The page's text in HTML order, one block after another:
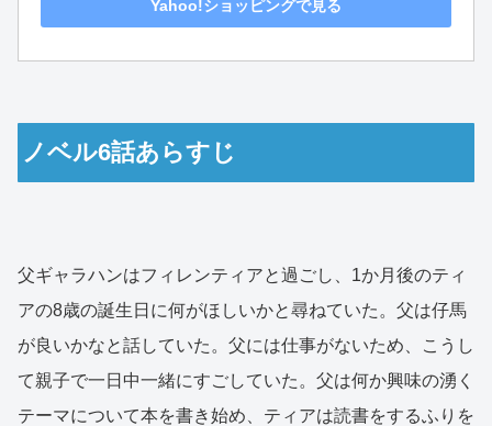
Yahoo!ショッピングで見る
ノベル6話あらすじ
父ギャラハンはフィレンティアと過ごし、1か月後のティ
アの8歳の誕生日に何がほしいかと尋ねていた。父は仔馬
が良いかなと話していた。父には仕事がないため、こうし
て親子で一日中一緒にすごしていた。父は何か興味の湧く
テーマについて本を書き始め、ティアは読書をするふりを